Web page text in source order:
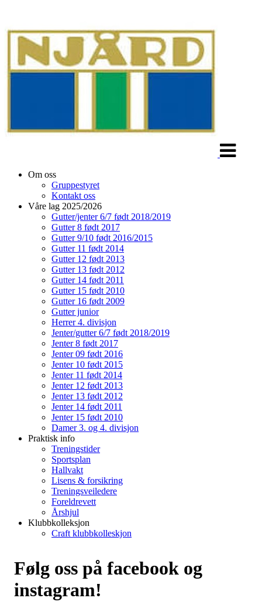
Om oss
Gruppestyret
Kontakt oss
Våre lag 2025/2026
Gutter/jenter 6/7 født 2018/2019
Gutter 8 født 2017
Gutter 9/10 født 2016/2015
Gutter 11 født 2014
Gutter 12 født 2013
Gutter 13 født 2012
Gutter 14 født 2011
Gutter 15 født 2010
Gutter 16 født 2009
Gutter junior
Herrer 4. divisjon
Jenter/gutter 6/7 født 2018/2019
Jenter 8 født 2017
Jenter 09 født 2016
Jenter 10 født 2015
Jenter 11 født 2014
Jenter 12 født 2013
Jenter 13 født 2012
Jenter 14 født 2011
Jenter 15 født 2010
Damer 3. og 4. divisjon
Praktisk info
Treningstider
Sportsplan
Hallvakt
Lisens & forsikring
Treningsveiledere
Foreldrevett
Årshjul
Klubbkolleksjon
Craft klubbkolleskjon
Følg oss på facebook og
instagram!